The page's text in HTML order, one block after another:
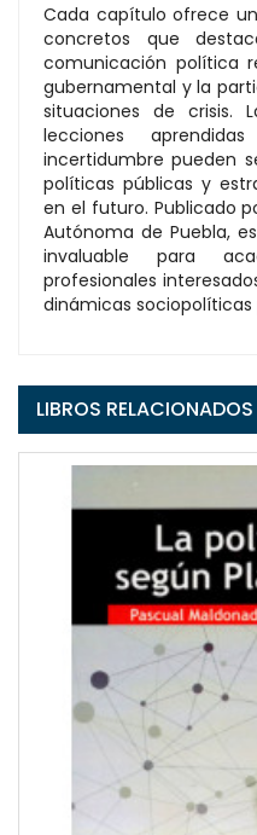
Cada capítulo ofrece
concretos que
comunicación política
gubernamental y la
situaciones de crisis.
lecciones
incertidumbre pueden
políticas públicas y
en el futuro. Publicado
Autónoma de Puebla,
invaluable para
profesionales
dinámicas
LIBROS RELACIONADOS